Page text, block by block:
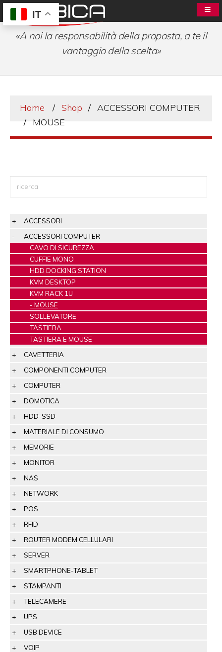
IT
«A noi la responsabilità della proposta, a te il
vantaggio della scelta»
Home Shop
ACCESSORI COMPUTER
MOUSE
ACCESSORI
ACCESSORI COMPUTER
CAVO DI SICUREZZA
CUFFIE MONO
HDD DOCKING STATION
KVM DESKTOP
KVM RACK 1U
MOUSE
SOLLEVATORE
TASTIERA
TASTIERA E MOUSE
CAVETTERIA
COMPONENTI COMPUTER
COMPUTER
DOMOTICA
HDD-SSD
MATERIALE DI CONSUMO
MEMORIE
MONITOR
NAS
NETWORK
POS
RFID
ROUTER MODEM CELLULARI
SERVER
SMARTPHONE-TABLET
STAMPANTI
TELECAMERE
UPS
USB DEVICE
VOIP